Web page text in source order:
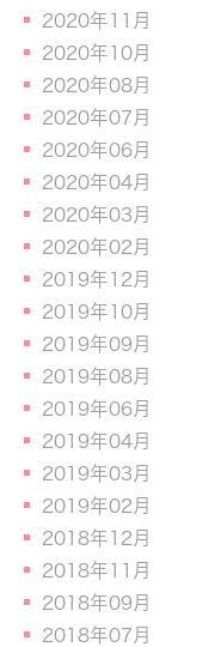
2020年11月
2020年10月
2020年08月
2020年07月
2020年06月
2020年04月
2020年03月
2020年02月
2019年12月
2019年10月
2019年09月
2019年08月
2019年06月
2019年04月
2019年03月
2019年02月
2018年12月
2018年11月
2018年09月
2018年07月